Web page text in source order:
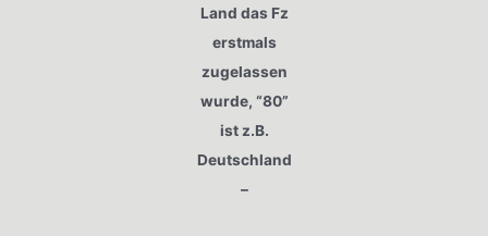
Land das Fz
erstmals
zugelassen
wurde, “80”
ist z.B.
Deutschland
–